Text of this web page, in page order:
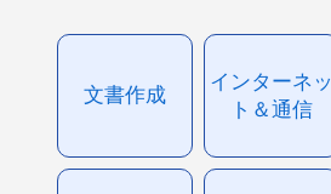
文書作成
インターネッ
ト＆通信